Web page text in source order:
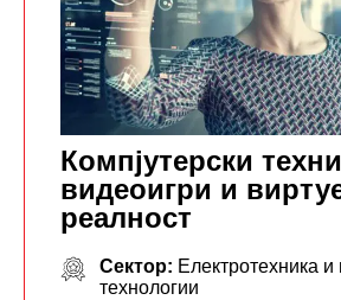
Компјутерски
видеоигри и
реалност
Сектор: Електротехника
технологии